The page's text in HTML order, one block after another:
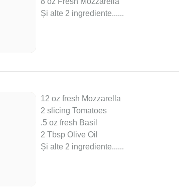
Și alte 2 ingrediente...
12 oz fresh Mozzarella
2 slicing Tomatoes
.5 oz fresh Basil
2 Tbsp Olive Oil
Și alte 2 ingrediente......